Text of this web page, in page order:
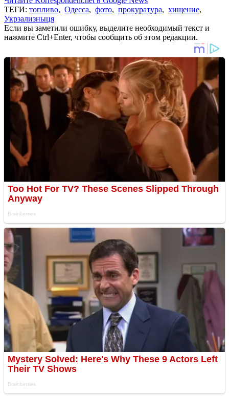
ТЕГИ: топливо, Одесса, фото, прокуратура, хищение,
Укрзализныця
Если вы заметили ошибку, выделите необходимый текст и
нажмите Ctrl+Enter, чтобы сообщить об этом редакции.